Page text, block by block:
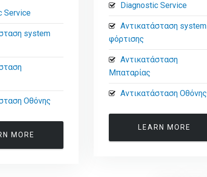
Diagnostic Service
Αντικατάσταση system
φόρτισης
Αντικατάσταση
Μπαταρίας
Αντικατάσταση Οθόνης
LEARN MORE
Service
system
Οθόνης
MORE